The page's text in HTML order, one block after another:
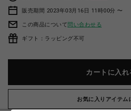
販売期間 2023年03月16日 11時00分 〜
この商品について問い合わせる
ギフト：ラッピング不可
カートに入れ
お気に入りアイテム